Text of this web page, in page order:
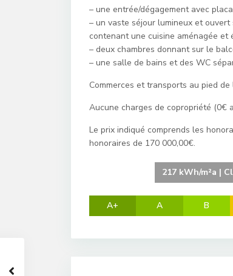
– une entrée/dégagement avec
– un vaste séjour lumineux et
contenant une cuisine aménagée
– deux chambres donnant sur le
– une salle de bains et des WC
Commerces et transports au pied de
Aucune charges de copropriété (0€
Le prix indiqué comprends les
honoraires de 170 000,00€.
A+ A B
217 kWh/m²a |